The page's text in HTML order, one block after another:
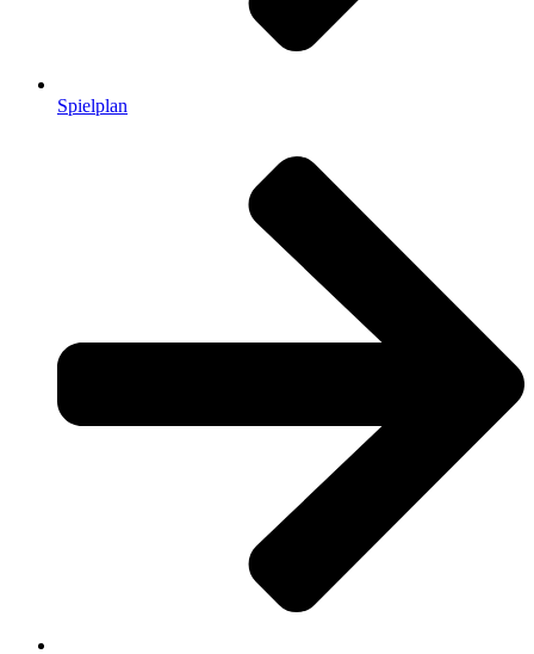
Spielplan